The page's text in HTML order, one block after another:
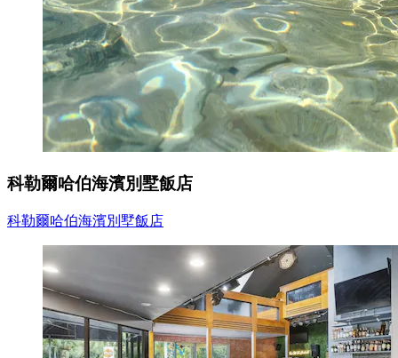
科勒爾哈伯海濱別墅飯店
科勒爾哈伯海濱別墅飯店